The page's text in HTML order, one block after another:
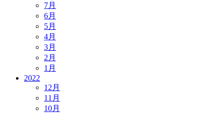
7月
6月
5月
4月
3月
2月
1月
2022
12月
11月
10月